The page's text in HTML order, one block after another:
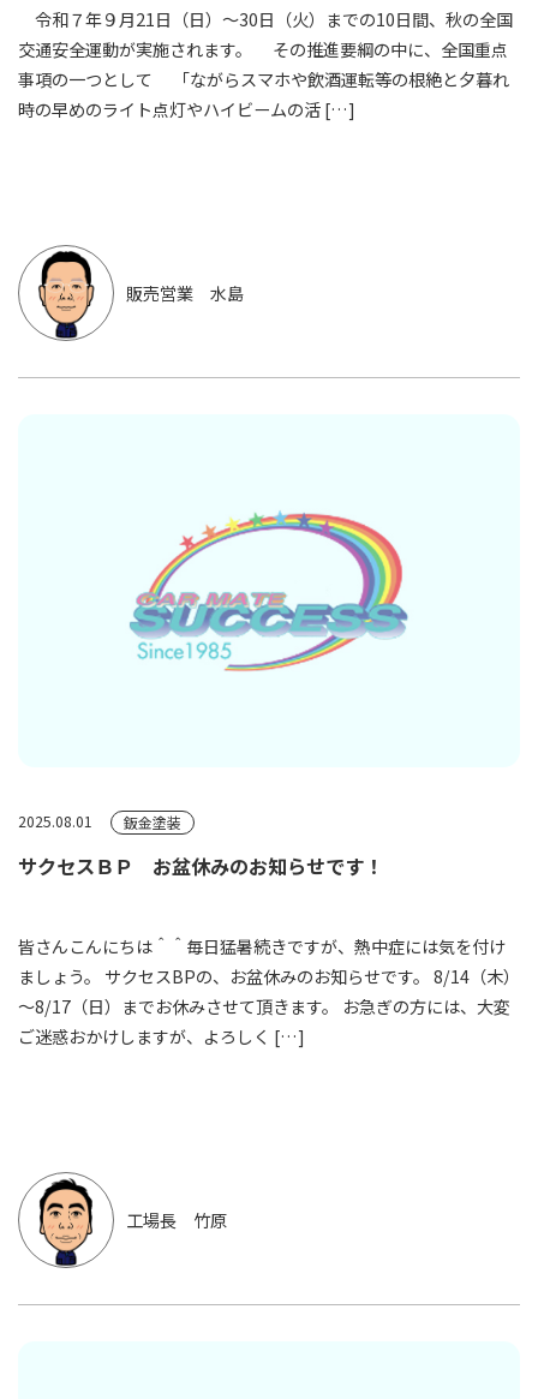
令和７年９月21日（日）～30日（火）までの10日間、秋の全国
交通安全運動が実施されます。 その推進要綱の中に、全国重点
事項の一つとして 「ながらスマホや飲酒運転等の根絶と夕暮れ
時の早めのライト点灯やハイビームの活 […]
販売営業 水島
2025.08.01 鈑金塗装
サクセスＢＰ お盆休みのお知らせです！
皆さんこんにちは＾＾毎日猛暑続きですが、熱中症には気を付け
ましょう。 サクセスBPの、お盆休みのお知らせです。 8/14（木）
～8/17（日）までお休みさせて頂きます。 お急ぎの方には、大変
ご迷惑おかけしますが、よろしく […]
工場長 竹原